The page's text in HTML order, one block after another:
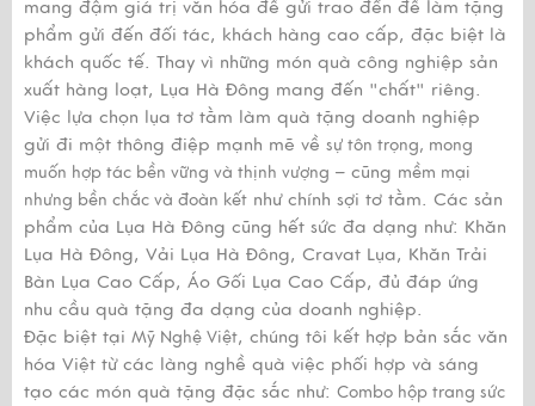
mang đậm giá trị văn hóa để gửi trao đến để làm tặng
phẩm gửi đến đối tác, khách hàng cao cấp, đặc biệt là
khách quốc tế. Thay vì những món quà công nghiệp sản
xuất hàng loạt, Lụa Hà Đông mang đến "chất" riêng.
Việc lựa chọn lụa tơ tằm làm quà tặng doanh nghiệp
gửi đi một thông điệp mạnh mẽ về sự tôn trọng, mong
muốn hợp tác bền vững và thịnh vượng – cũng mềm mại
nhưng bền chắc và đoàn kết như chính sợi tơ tằm. Các sản
phẩm của Lụa Hà Đông cũng hết sức đa dạng như: Khăn
Lụa Hà Đông, Vải Lụa Hà Đông, Cravat Lụa, Khăn Trải
Bàn Lụa Cao Cấp, Áo Gối Lụa Cao Cấp, đủ đáp ứng
nhu cầu quà tặng đa dạng của doanh nghiệp.
Đặc biệt tại Mỹ Nghệ Việt, chúng tôi kết hợp bản sắc văn
hóa Việt từ các làng nghề quà việc phối hợp và sáng
tạo các món quà tặng đặc sắc như: Combo hộp trang sức